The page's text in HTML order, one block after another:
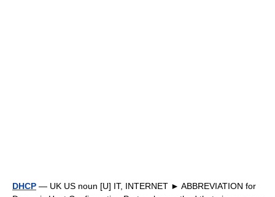
DHCP — UK US noun [U] IT, INTERNET ► ABBREVIATION for